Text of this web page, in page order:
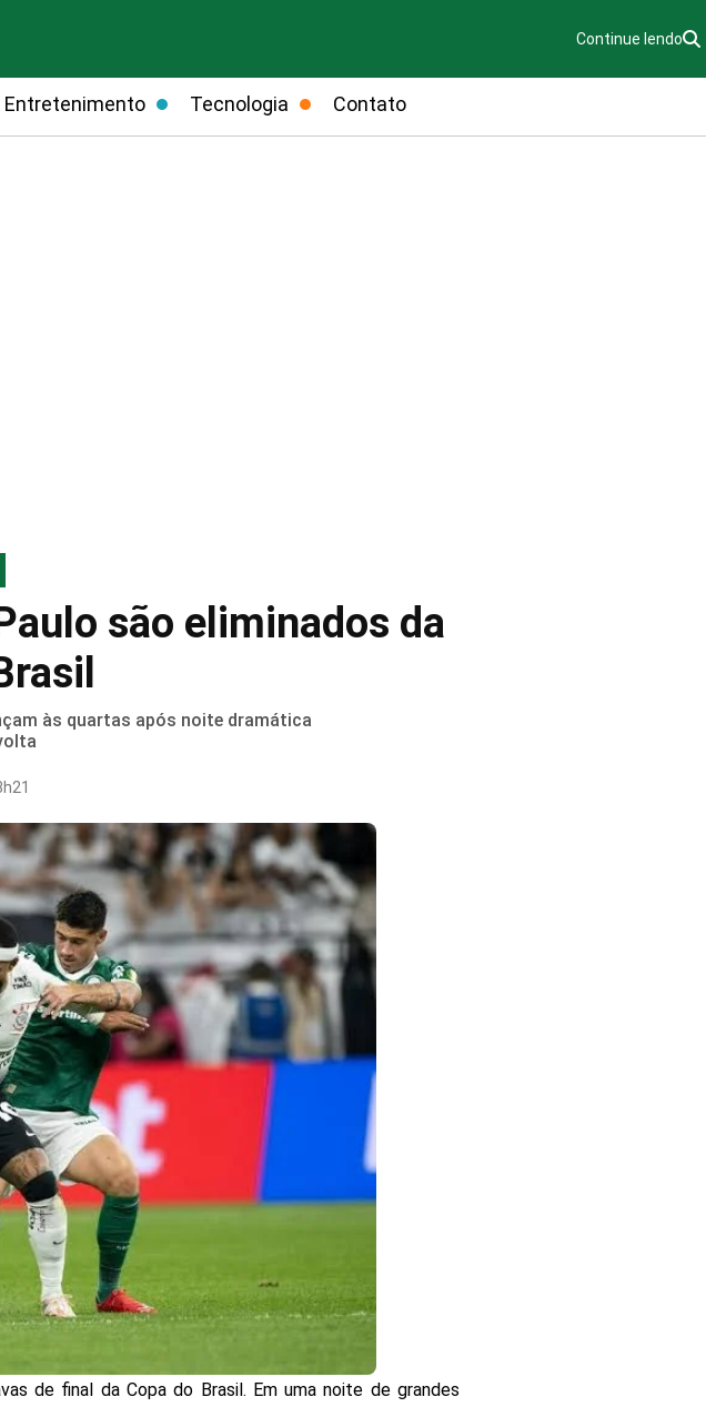
Continue lendo
Entretenimento Tecnologia Contato
são eliminados da
às quartas após noite dramática
de final da Copa do Brasil. Em uma noite de grandes